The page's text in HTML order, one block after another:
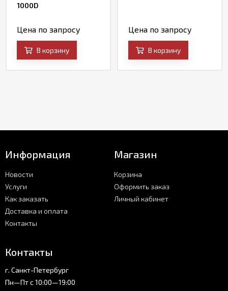
1000D
Цена по запросу
В корзину
Цена по запросу
В корзину
Информация
Новости
Услуги
Как заказать
Доставка и оплата
Контакты
Магазин
Корзина
Оформить заказ
Личный кабинет
Контакты
г. Санкт-Петербург
Пн—Пт с 10:00—19:00